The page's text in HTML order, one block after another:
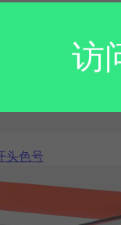
头色号
访